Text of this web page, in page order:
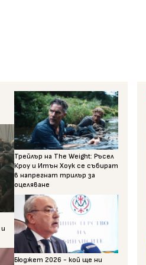
Трейлър на The Weight: Ръсел
Кроу и Итън Хоук се събират
в напрегнат трилър за
оцеляване
Бюджет 2026 - кой ще ни